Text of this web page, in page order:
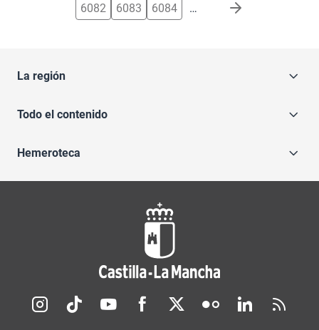
6082
6083 6084 …
La región
Todo el contenido
Hemeroteca
Redes sociales JCCM